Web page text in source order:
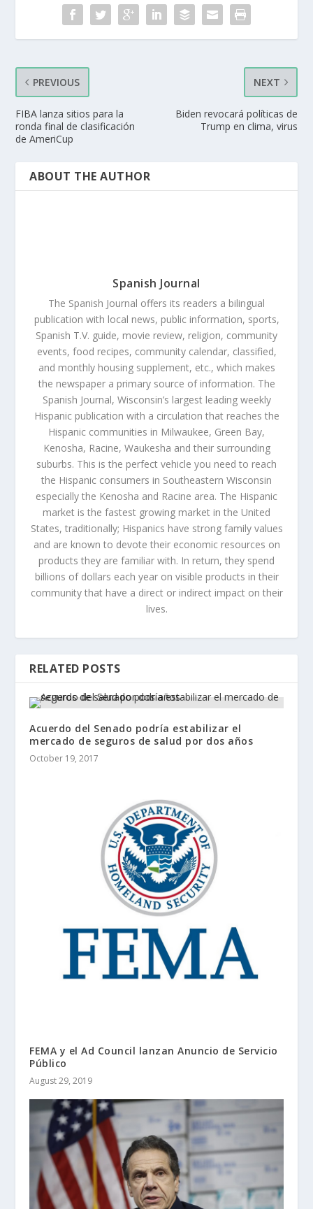
PREVIOUS
FIBA lanza sitios para la
ronda final de clasificación
de AmeriCup
NEXT
Biden revocará políticas de
Trump en clima, virus
ABOUT THE AUTHOR
Spanish Journal
The Spanish Journal offers its readers a bilingual
publication with local news, public information, sports,
Spanish T.V. guide, movie review, religion, community
events, food recipes, community calendar, classified,
and monthly housing supplement, etc., which makes
the newspaper a primary source of information. The
Spanish Journal, Wisconsin’s largest leading weekly
Hispanic publication with a circulation that reaches the
Hispanic communities in Milwaukee, Green Bay,
Kenosha, Racine, Waukesha and their surrounding
suburbs. This is the perfect vehicle you need to reach
the Hispanic consumers in Southeastern Wisconsin
especially the Kenosha and Racine area. The Hispanic
market is the fastest growing market in the United
States, traditionally; Hispanics have strong family values
and are known to devote their economic resources on
products they are familiar with. In return, they spend
billions of dollars each year on visible products in their
community that have a direct or indirect impact on their
lives.
RELATED POSTS
Acuerdo del Senado podría estabilizar el
mercado de seguros de salud por dos años
October 19, 2017
FEMA y el Ad Council lanzan Anuncio de Servicio
Público
August 29, 2019